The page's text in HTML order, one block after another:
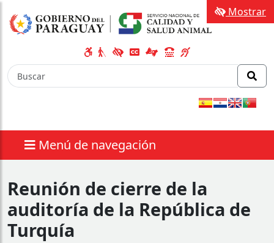
Menú de navegación
Mostrar
Reunión de cierre de la
auditoría de la República de
Turquía